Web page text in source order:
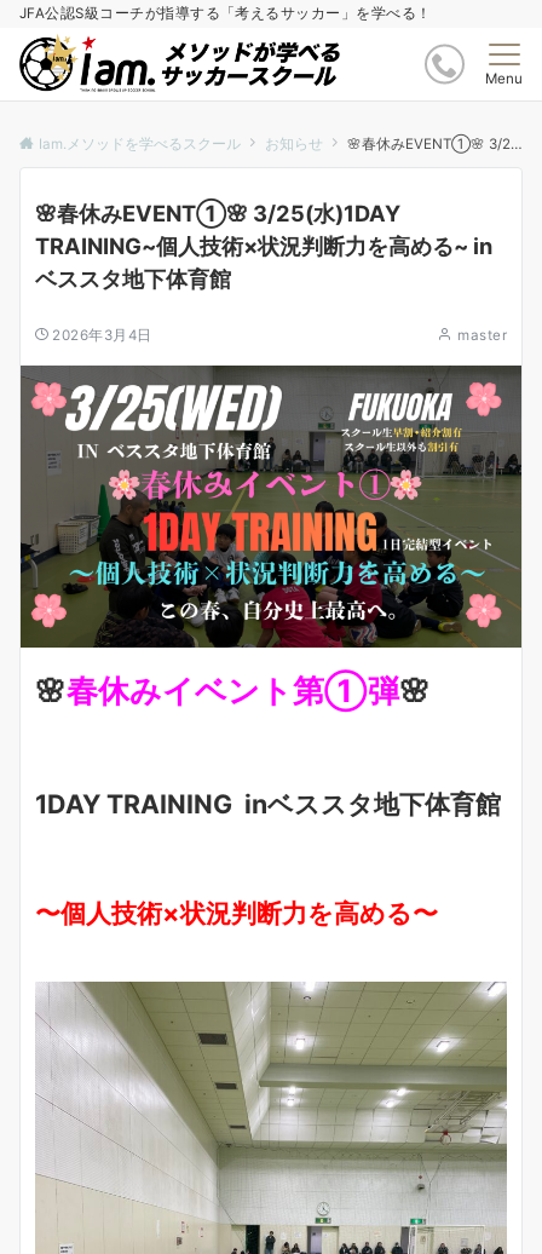
JFA公認S級コーチが指導する「考えるサッカー」を学べる！
Menu
Iam.メソッドを学べるスクール お知らせ 🌸春休みEVENT①🌸 3/25(水)1DAY TRAINING~個人技術×状況判断力を高める~ inベススタ地下体育館
🌸春休みEVENT①🌸 3/25(水)1DAY
TRAINING~個人技術×状況判断力を高める~ in
ベススタ地下体育館
2026年3月4日 master
🌸春休みイベント第①弾🌸
1DAY TRAINING inベススタ地下体育館
〜個人技術×状況判断力を高める〜